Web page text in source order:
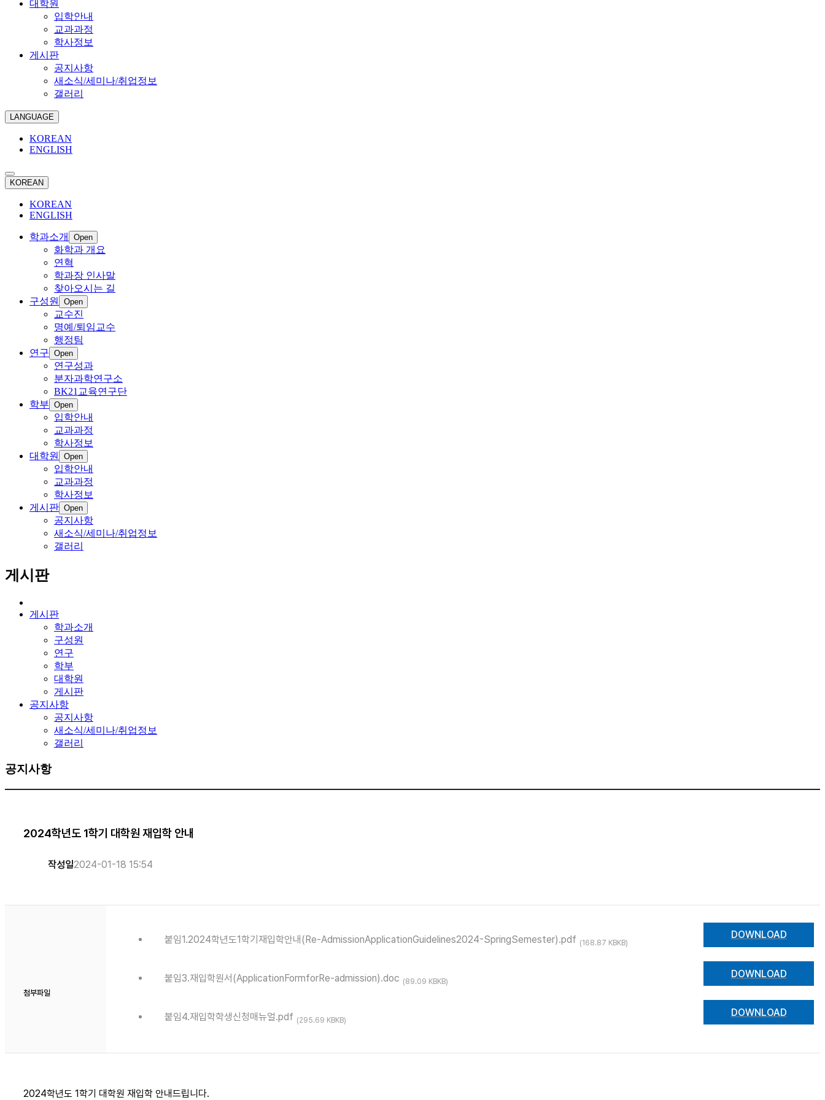
대학원
입학안내
교과과정
학사정보
게시판
공지사항
새소식/세미나/취업정보
갤러리
LANGUAGE
KOREAN
ENGLISH
KOREAN
KOREAN
ENGLISH
학과소개 Open
화학과 개요
연혁
학과장 인사말
찾아오시는 길
구성원
Open
교수진
명예/퇴임교수
행정팀
연구 Open
연구성과
분자과학연구소
BK21교육연구단
학부 Open
입학안내
교과과정
학사정보
대학원
Open
입학안내
교과과정
학사정보
게시판 Open
공지사항
새소식/세미나/취업정보
갤러리
게시판
게시판
학과소개
구성원
연구
학부
대학원
게시판
공지사항
공지사항
새소식/세미나/취업정보
갤러리
공지사항
2024학년도 1학기 대학원 재입학 안내
작성일2024-01-18 15:54
첨부파일
붙임1.2024학년도1학기재입학안내(Re-AdmissionApplicationGuidelines2024-SpringSemester).pdf (168.87 KBKB)
DOWNLOAD
붙임3.재입학원서(ApplicationFormforRe-admission).doc (89.09 KBKB)
DOWNLOAD
붙임4.재입학학생신청매뉴얼.pdf (295.69 KBKB)
DOWNLOAD
2024학년도 1학기 대학원 재입학 안내드립니다.